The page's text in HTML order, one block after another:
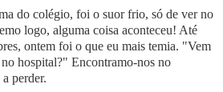
do colégio, foi o suor frio, só de ver no
logo, alguma coisa aconteceu! Até
ontem foi o que eu mais temia. "Vem
hospital?" Encontramo-nos no
perder.